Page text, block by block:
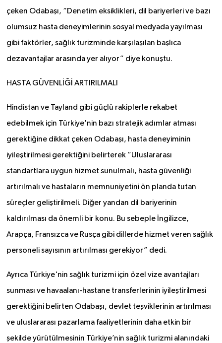
çeken Odabaşı, “Denetim eksiklikleri, dil bariyerleri ve bazı
olumsuz hasta deneyimlerinin sosyal medyada yayılması
gibi faktörler, sağlık turizminde karşılaşılan başlıca
dezavantajlar arasında yer alıyor” diye konuştu.
HASTA GÜVENLİĞİ ARTIRILMALI
Hindistan ve Tayland gibi güçlü rakiplerle rekabet
edebilmek için Türkiye'nin bazı stratejik adımlar atması
gerektiğine dikkat çeken Odabaşı, hasta deneyiminin
iyileştirilmesi gerektiğini belirterek “Uluslararası
standartlara uygun hizmet sunulmalı, hasta güvenliği
artırılmalı ve hastaların memnuniyetini ön planda tutan
süreçler geliştirilmeli. Diğer yandan dil bariyerinin
kaldırılması da önemli bir konu. Bu sebeple İngilizce,
Arapça, Fransızca ve Rusça gibi dillerde hizmet veren sağlık
personeli sayısının artırılması gerekiyor” dedi.
Ayrıca Türkiye'nin sağlık turizmi için özel vize avantajları
sunması ve havaalanı-hastane transferlerinin iyileştirilmesi
gerektiğini belirten Odabaşı, devlet teşviklerinin artırılması
ve uluslararası pazarlama faaliyetlerinin daha etkin bir
şekilde yürütülmesinin Türkiye’nin sağlık turizmi alanındaki